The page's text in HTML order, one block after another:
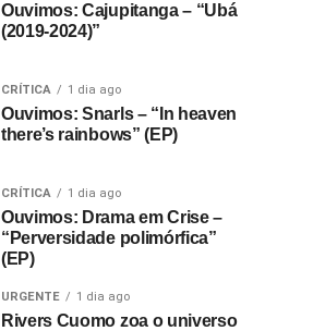
Ouvimos: Cajupitanga – “Ubá
(2019-2024)”
CRÍTICA 1 dia ago
Ouvimos: Snarls – “In heaven
there’s rainbows” (EP)
CRÍTICA 1 dia ago
Ouvimos: Drama em Crise –
“Perversidade polimórfica”
(EP)
URGENTE 1 dia ago
Rivers Cuomo zoa o universo